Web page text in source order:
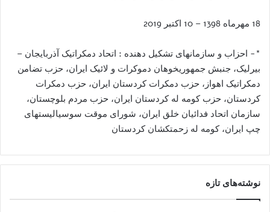
18 مهرماه 1398 – 10 اکتبر 2019
*- احزاب و سازمانهای تشکيل دهنده : اتحاد دمکراتيک آذربايجان –
بيرليک، جنبش جمهوريخوهان دموکرات و لائيک ايران، حزب تضامن
دمکراتيک اهواز، حزب دمکرات کردستان ايران، حزب دمکرات
کردستان، حزب کومه له کردستان ايران، حزب مردم بلوچستان،
سازمان اتحاد فدائيان خلق ايران، شورای موقت سوسياليستهای
چپ ايران، کومه له زحمتکشان کردستان
نوشته‌های تازه